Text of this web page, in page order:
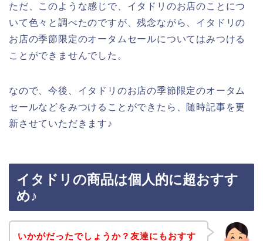
ただ、このような感じで、イタドリのお店のことにつ
いて色々と調べたのですが、残念ながら、イタドリの
お店の季節限定のオータムセールについてはみつける
ことができませんでした。
なので、今後、イタドリのお店の季節限定のオータム
セールなどをみつけることができたら、随時記事を更
新させていただきます♪
イタドリの商品は個人的に超おすす
め♪
いかがだったでしょうか？友達にもおすす